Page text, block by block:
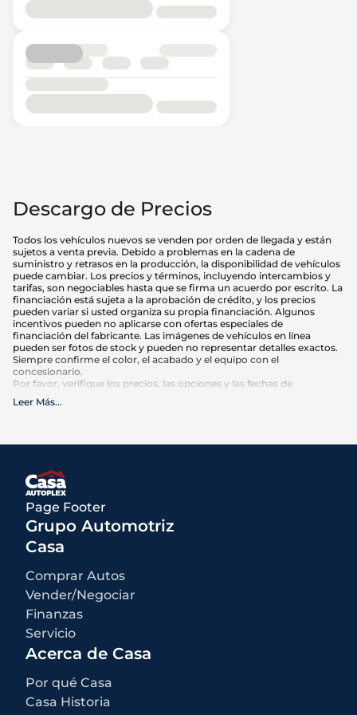
Descargo de Precios
Todos los vehículos nuevos se venden por orden de llegada y están
sujetos a venta previa. Debido a problemas en la cadena de
suministro y retrasos en la producción, la disponibilidad de vehículos
puede cambiar. Los precios y términos, incluyendo intercambios y
tarifas, son negociables hasta que se firma un acuerdo por escrito. La
financiación está sujeta a la aprobación de crédito, y los precios
pueden variar si usted organiza su propia financiación. Algunos
incentivos pueden no aplicarse con ofertas especiales de
financiación del fabricante. Las imágenes de vehículos en línea
pueden ser fotos de stock y pueden no representar detalles exactos.
Siempre confirme el color, el acabado y el equipo con el
concesionario.
Por favor, verifique los precios, las opciones y las fechas de
compra. El kilometraje puede variar en función de los hábitos de
utilizarse sólo para comparación.
Qué está incluido
Los precios anunciados INCLUYEN opciones instaladas de fábrica,
accesorios instalados por el concesionario, MSRP, costos de
transporte de fábrica y descuentos e incentivos aplicables para los
cuales todos los consumidores califican. Pueden estar disponibles
descuentos o incentivos adicionales según la elegibilidad. Estos
incentivos y precios están sujetos a cambios según los programas
del fabricante.
Qué no está incluido
Todos los precios anunciados EXCLUYEN el equipo opcional
seleccionado por el comprador, una tarifa de documentación del
concesionario de $499 para los concesionarios de Casa Autoplex, e
impuestos estatales y locales, etiquetas, registro y tarifas de título.
Leer Más...
Page Footer
Grupo Automotriz
Casa
Comprar Autos
Vender/Negociar
Finanzas
Servicio
Acerca de Casa
Por qué Casa
Casa Historia